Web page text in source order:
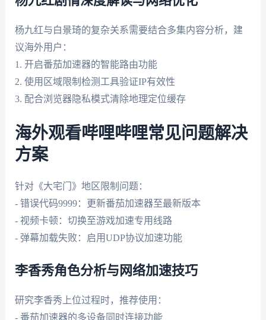
杨九红与白景琦的复杂关系需要结合多集内容分析，建
议海外用户：
1. 开启番茄加速器的智能路由功能
2. 使用区域限制检测工具验证IP有效性
3. 配合浏览器隐私模式清除地理定位缓存
海外观看哔哩哔哩常见问题解决
方案
针对《大宅门》地区限制问题：
- 错误代码9999：更新番茄加速器至最新版本
- 视频卡顿：切换至游戏加速专用线路
- 弹幕加载失败：启用UDP协议加速功能
李香秀角色分析与网络加速技巧
研究李香秀上位过程时，推荐使用：
- 番茄加速器的多设备同时连接功能